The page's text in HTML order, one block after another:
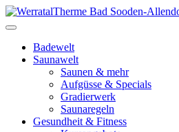
Toggle
navigationBadewelt
Saunawelt
Saunen & mehr
Aufgüsse & Specials
Gradierwerk
Saunaregeln
Gesundheit & Fitness